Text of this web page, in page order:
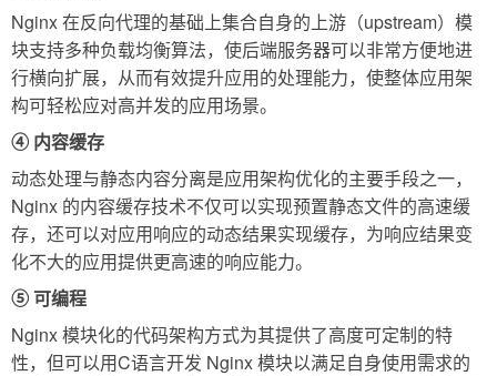
Nginx 在反向代理的基础上集合自身的上游（upstream）模
块支持多种负载均衡算法，使后端服务器可以非常方便地进
行横向扩展，从而有效提升应用的处理能力，使整体应用架
构可轻松应对高并发的应用场景。
④ 内容缓存
动态处理与静态内容分离是应用架构优化的主要手段之一，
Nginx 的内容缓存技术不仅可以实现预置静态文件的高速缓
存，还可以对应用响应的动态结果实现缓存，为响应结果变
化不大的应用提供更高速的响应能力。
⑤ 可编程
Nginx 模块化的代码架构方式为其提供了高度可定制的特
性，但可以用C语言开发 Nginx 模块以满足自身使用需求的